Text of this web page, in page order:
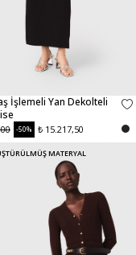
İşlemeli Yan Dekolteli
-50% ₺ 15.217,50
MATERYAL